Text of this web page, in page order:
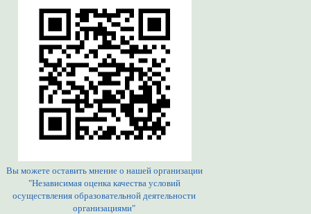
Вы можете оставить мнение о нашей организации
"Независимая оценка качества условий
осуществления образовательной деятельности
организациями"